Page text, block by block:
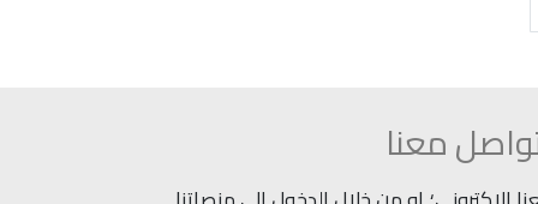
معنا